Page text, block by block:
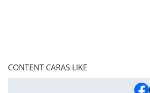
CONTENT CARAS LIKE